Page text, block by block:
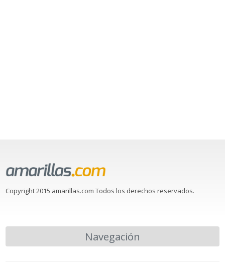
Copyright 2015 amarillas.com Todos los derechos reservados.
Navegación